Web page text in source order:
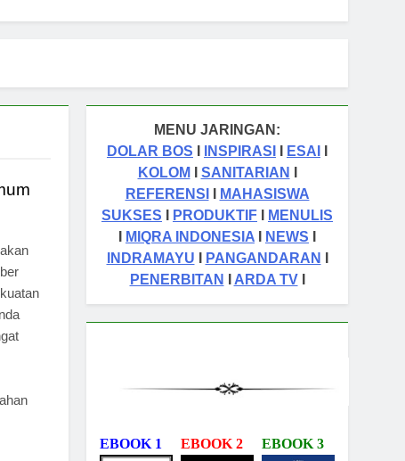
MENU JARINGAN:
DOLAR BOS
INSPIRASI ESAI
KOLOM
SANITARIAN
REFERENSI
MAHASISWA
SUKSES
PRODUKTIF
MENULIS
MIQRA INDONESIA NEWS
INDRAMAYU
PANGANDARAN
PENERBITAN
ARDA TVI
EBOOK 1 EBOOK 2 EBOOK 3